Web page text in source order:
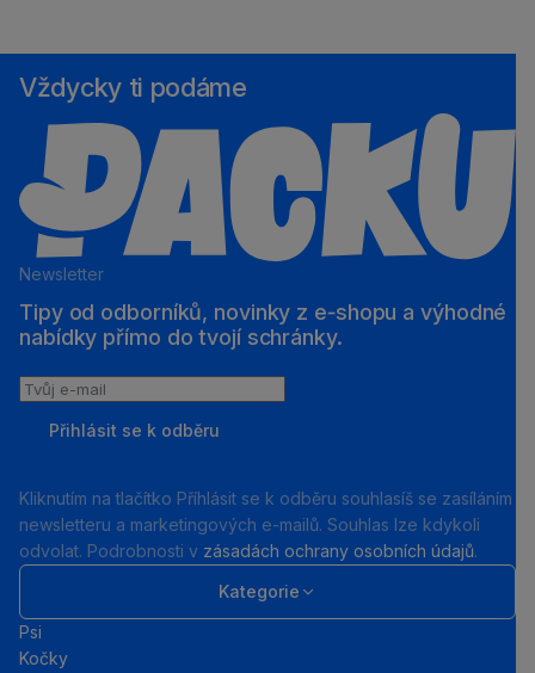
Vždycky ti podáme
Newsletter
Tipy od odborníků, novinky z e‑shopu a výhodné
nabídky přímo do tvojí schránky.
Tvůj
Přihlásit se k odběru
Kliknutím na tlačítko Příhlásit se k odběru souhlasíš se zasíláním
newsletteru a marketingových e-mailů. Souhlas lze kdykoli
odvolat. Podrobnosti v zásadách ochrany osobních údajů.
Kategorie
Psi
Kočky